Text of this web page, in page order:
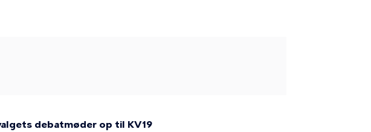
debatmøder op til KV19